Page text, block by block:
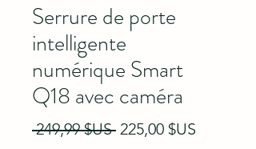
Serrure de porte
intelligente
numérique Smart
Q18 avec caméra
249,99 $US Prix original
225,00 $US